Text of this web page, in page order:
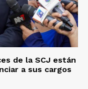
de la SCJ están
a sus cargos